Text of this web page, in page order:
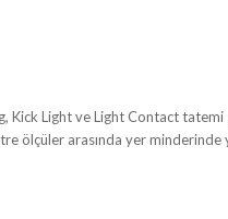
Kick Light ve Light Contact tatemi
ölçüler arasında yer minderinde